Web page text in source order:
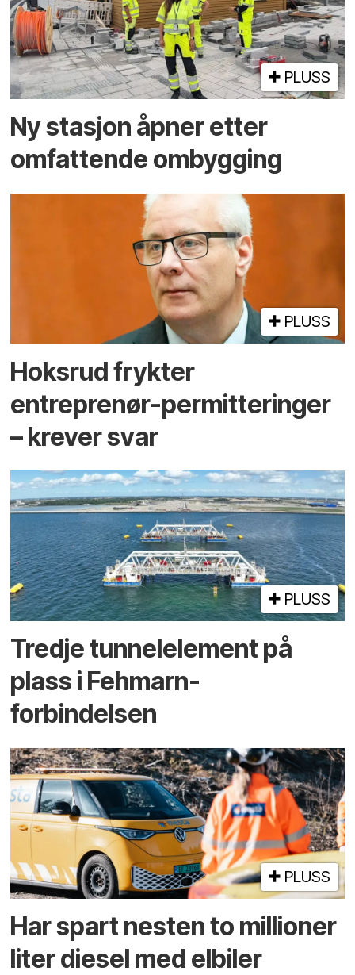
PLUSS
Ny stasjon åpner etter
omfattende ombygging
PLUSS
Hoksrud frykter
entreprenør-permitteringer
– krever svar
PLUSS
Tredje tunnel­element på
plass i Fehmarn-
forbindelsen
PLUSS
Har spart nesten to millioner
liter diesel med elbiler